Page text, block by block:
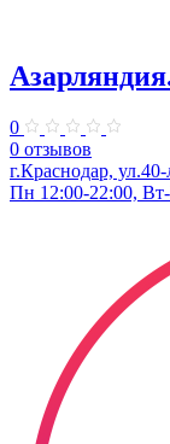
0
0 отзывов
г.Краснодар,
Пн 12:00-22:00,